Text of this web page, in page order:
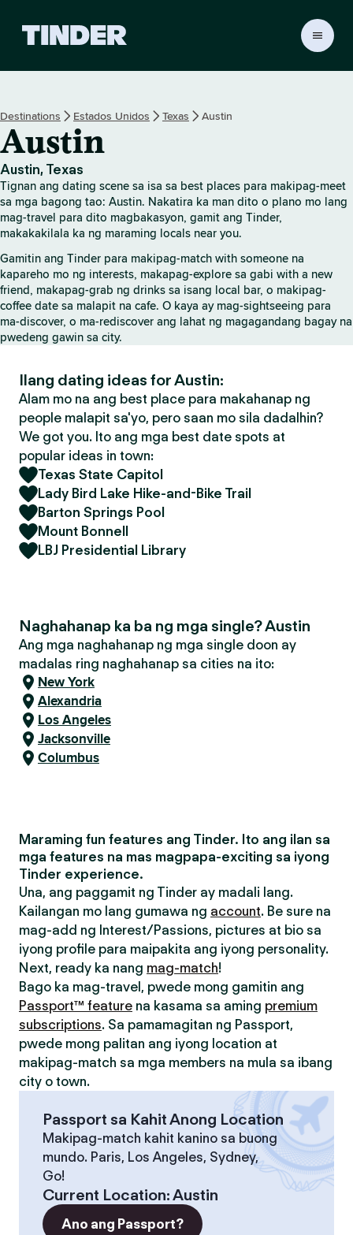
r
e
Destinations Estados Unidos Texas Austin
Austin
Austin, Texas
Tignan ang dating scene sa isa sa best places para makipag-meet
sa mga bagong tao: Austin. Nakatira ka man dito o plano mo lang
mag-travel para dito magbakasyon, gamit ang Tinder,
makakakilala ka ng maraming locals near you.
Gamitin ang Tinder para makipag-match with someone na
kapareho mo ng interests, makapag-explore sa gabi with a new
friend, makapag-grab ng drinks sa isang local bar, o makipag-
coffee date sa malapit na cafe. O kaya ay mag-sightseeing para
ma-discover, o ma-rediscover ang lahat ng magagandang bagay na
pwedeng gawin sa city.
Ilang dating ideas for Austin:
Alam mo na ang best place para makahanap ng
people malapit sa'yo, pero saan mo sila dadalhin?
We got you. Ito ang mga best date spots at
popular ideas in town:
Texas State Capitol
Lady Bird Lake Hike-and-Bike Trail
Barton Springs Pool
Mount Bonnell
LBJ Presidential Library
Naghahanap ka ba ng mga single? Austin
Ang mga naghahanap ng mga single doon ay
madalas ring naghahanap sa cities na ito:
New York
Alexandria
Los Angeles
Jacksonville
Columbus
Maraming fun features ang Tinder. Ito ang ilan sa
mga features na mas magpapa-exciting sa iyong
Tinder experience.
Una, ang paggamit ng Tinder ay madali lang.
Kailangan mo lang gumawa ng account. Be sure na
mag-add ng Interest/Passions, pictures at bio sa
iyong profile para maipakita ang iyong personality.
Next, ready ka nang mag-match!
Bago ka mag-travel, pwede mong gamitin ang
Passport™ feature na kasama sa aming premium
subscriptions. Sa pamamagitan ng Passport,
pwede mong palitan ang iyong location at
makipag-match sa mga members na mula sa ibang
city o town.
Passport sa Kahit Anong Location
Makipag-match kahit kanino sa buong
mundo. Paris, Los Angeles, Sydney,
Go!
Current Location:Austin
Ano ang Passport?